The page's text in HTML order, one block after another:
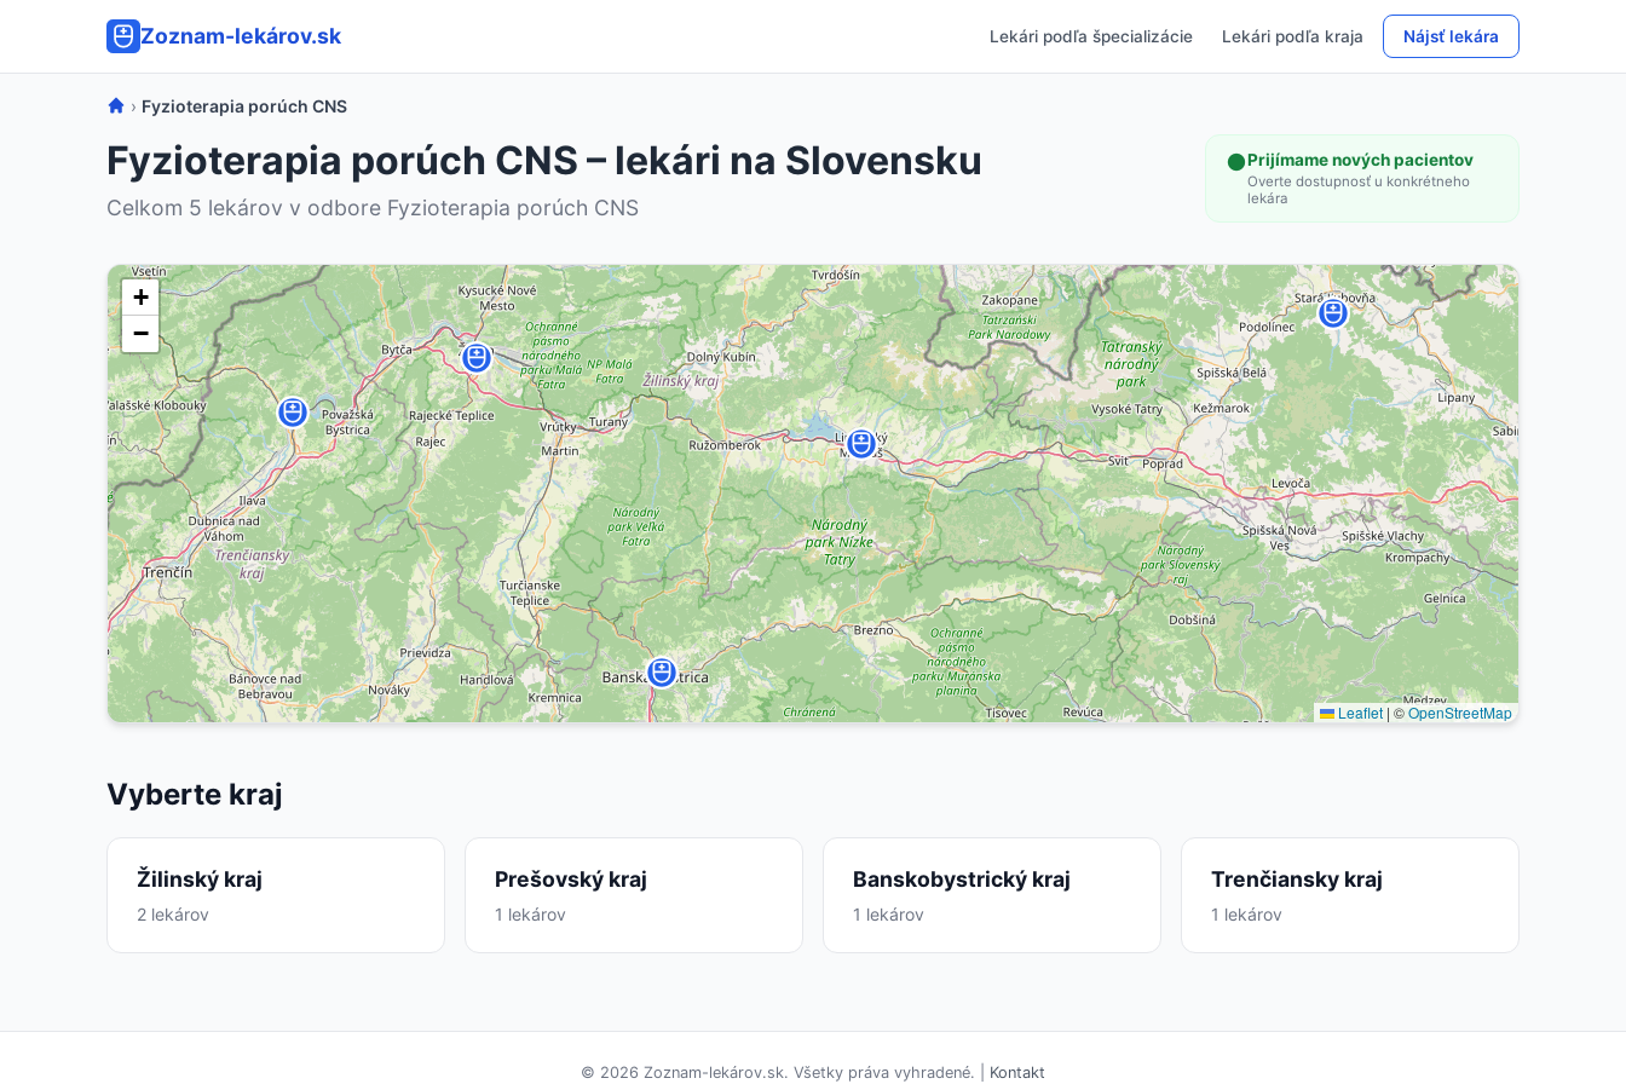
Zoznam-lekárov.sk Lekári podľa špecializácie Lekári podľa kraja Nájsť lekára
› Fyzioterapia porúch CNS
Fyzioterapia porúch CNS – lekári na Slovensku
Celkom 5 lekárov v odbore Fyzioterapia porúch CNS
Prijímame nových pacientov
Overte dostupnosť u konkrétneho
lekára
+
−
Leaflet | ©OpenStreetMap
Vyberte kraj
Žilinský kraj
2 lekárov
Prešovský kraj
1 lekárov
Banskobystrický kraj
1 lekárov
Trenčiansky kraj
1 lekárov
© 2026 Zoznam-lekárov.sk. Všetky práva vyhradené. | Kontakt